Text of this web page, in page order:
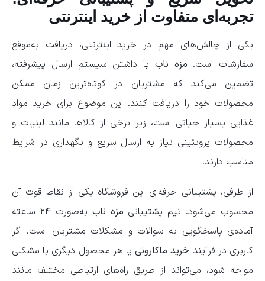
تجربه‌ای متفاوت از خرید اینترنتی
یکی از چالش‌های مهم در خرید اینترنتی، دریافت به‌موقع
سفارشات است. مزه ناب با داشتن سیستم ارسال پیشرفته،
تضمین می‌کند که مشتریان در کوتاه‌ترین زمان ممکن
محصولات خود را دریافت کنند. این موضوع برای خرید مواد
غذایی بسیار حیاتی است، زیرا برخی از کالاها مانند لبنیات و
محصولات پروتئینی نیاز به ارسال سریع و نگهداری در شرایط
مناسب دارند.
از طرفی، پشتیبانی حرفه‌ای این فروشگاه یکی از نقاط قوت آن
محسوب می‌شود. تیم پشتیبانی مزه ناب
به‌صورت ۲۴ ساعته
آماده‌ی پاسخگویی به سوالات و مشکلات مشتریان است. اگر
کاربری در فرآیند خرید ماکارونییا هر محصول دیگری با مشکلی
مواجه شود، می‌تواند از طریق راه‌های ارتباطی مختلف مانند